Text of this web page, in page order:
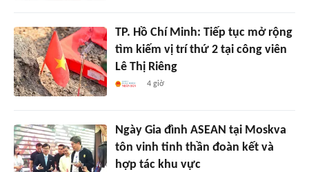
TP. Hồ Chí Minh: Tiếp tục mở rộng
tìm kiếm vị trí thứ 2 tại công viên
Lê Thị Riêng
4 giờ
Ngày Gia đình ASEAN tại Moskva
tôn vinh tinh thần đoàn kết và
hợp tác khu vực